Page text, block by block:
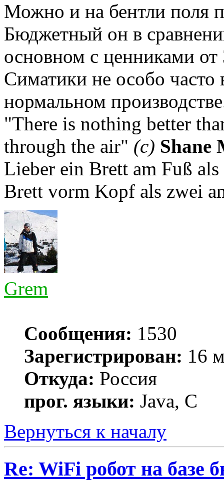
Можно и на бентли поля
Бюджетный он в
основном с ценниками от
Симатики не особо часто
нормальном
"There is nothing better
through the air" (с) Shane
Lieber ein Brett am Fuß
Brett vorm Kopf als zwei
Grem
Сообщения: 1530
Зарегистрирован: 16
Откуда: Россия
прог. языки: Java, C
Вернуться к началу
Re: WiFi робот на базе